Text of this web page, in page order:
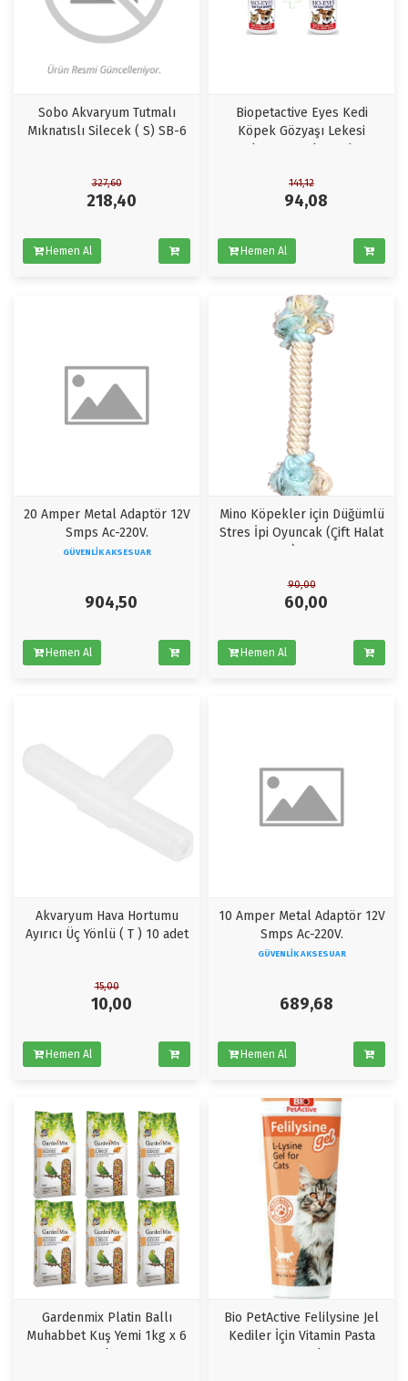
Sobo Akvaryum Tutmalı
Mıknatıslı Silecek ( S) SB-6
327,60
218,40
Hemen Al
Biopetactive Eyes Kedi
Köpek Gözyaşı Lekesi
Çıkarıcı 50ml x 2Adet
141,12
94,08
Hemen Al
20 Amper Metal Adaptör 12V
Smps Ac-220V.
GÜVENLIK AKSESUAR
904,50
Hemen Al
Mino Köpekler için Düğümlü
Stres İpi Oyuncak (Çift Halat
MB) 30cm
90,00
60,00
Hemen Al
Akvaryum Hava Hortumu
Ayırıcı Üç Yönlü ( T ) 10 adet
15,00
10,00
Hemen Al
10 Amper Metal Adaptör 12V
Smps Ac-220V.
GÜVENLIK AKSESUAR
689,68
Hemen Al
Gardenmix Platin Ballı
Muhabbet Kuş Yemi 1kg x 6
Adet
Bio PetActive Felilysine Jel
Kediler İçin Vitamin Pasta
100 ml